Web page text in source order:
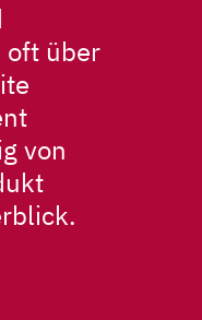
oft über
von